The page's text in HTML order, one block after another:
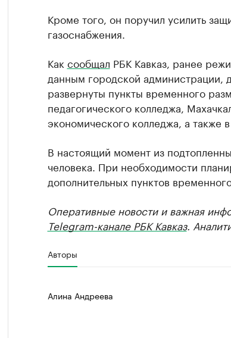
Кроме того, он поручил усилить
газоснабжения.
Как сообщал РБК Кавказ, ранее
данным городской администрации,
развернуты пункты временного
педагогического колледжа,
экономического колледжа, а также
В настоящий момент из
человека. При необходимости
дополнительных пунктов
Оперативные новости и важная
Telegram-канале РБК Кавказ.
Авторы
Алина Андреева